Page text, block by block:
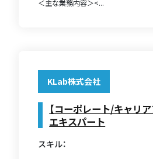
＜主な業務内容＞<...
KLab株式会社
【コーポレート/キャリ
エキスパート
スキル：